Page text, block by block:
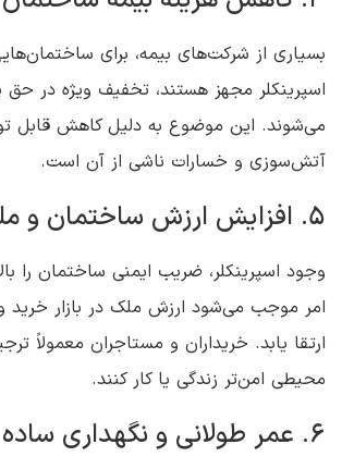
بسیاری از شرکت‌های بیمه، برای
اسپرینکلر مجهز هستند، تخفیف ویژه در حق
می‌شوند. این موضوع به دلیل کاهش قابل
آتش‌سوزی و خسارات ناشی از آن است.
5. افزایش ارزش ساختمان و ملک
وجود اسپرینکلر، ضریب ایمنی ساختمان را
امر موجب می‌شود ارزش ملک در بازار خرید
ارتقا یابد. خریداران و مستاجران معمولاً
محیطی امن‌تر زندگی یا کار کنند.
6. عمر طولانی و نگهداری ساده